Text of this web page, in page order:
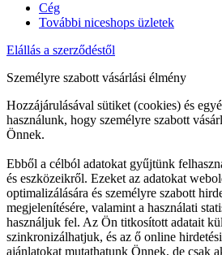
Cég
További niceshops üzletek
Elállás a szerződéstől
Személyre szabott vásárlási élmény
Hozzájárulásával sütiket (cookies) és
használunk, hogy személyre szabott
Önnek.
Ebből a célból adatokat gyűjtünk
és eszközeikről. Ezeket az adatokat
optimalizálására és személyre szabott
megjelenítésére, valamint a használati
használjuk fel. Az Ön titkosított adatait
szinkronizálhatjuk, és az ő online
ajánlatokat mutathatunk Önnek, de csak